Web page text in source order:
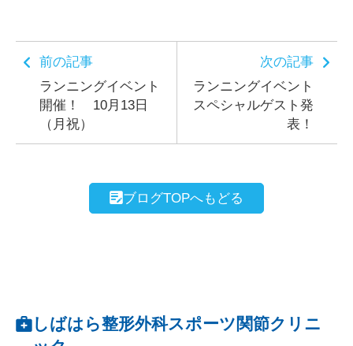
前の記事
ランニングイベント
開催！ 10月13日
（月祝）
次の記事
ランニングイベント
スペシャルゲスト発
表！
ブログTOPへもどる
しばはら整形外科スポーツ関節クリニ